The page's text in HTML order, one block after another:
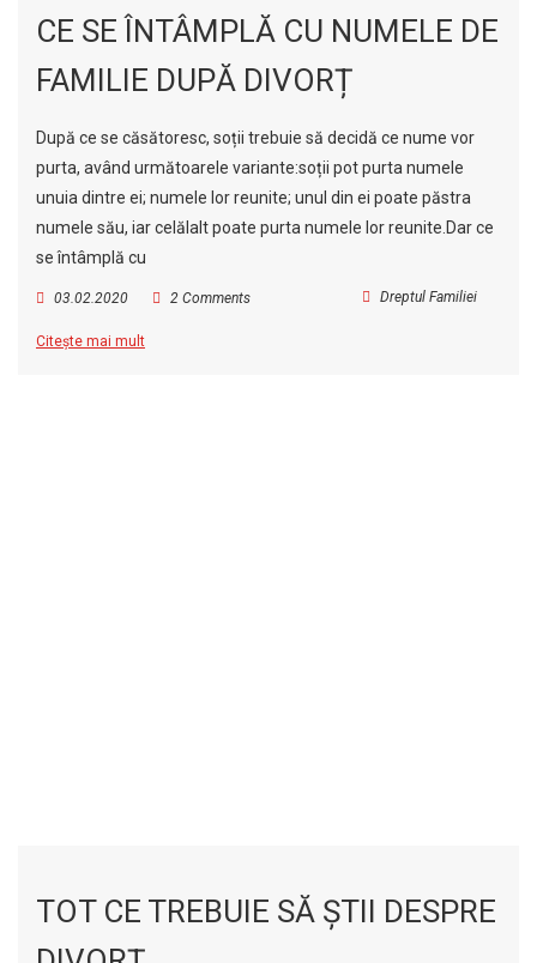
CE SE ÎNTÂMPLĂ CU NUMELE DE
FAMILIE DUPĂ DIVORȚ
După ce se căsătoresc, soții trebuie să decidă ce nume vor
purta, având următoarele variante:soții pot purta numele
unuia dintre ei; numele lor reunite; unul din ei poate păstra
numele său, iar celălalt poate purta numele lor reunite.Dar ce
se întâmplă cu
03.02.2020 Dreptul Familiei
2 Comments
Citește mai mult
TOT CE TREBUIE SĂ ȘTII DESPRE